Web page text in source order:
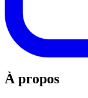
À propos